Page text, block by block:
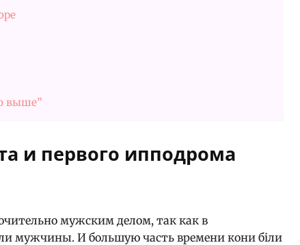
выше”
и первого ипподрома
мужским делом, так как в
мужчины. И большую часть времени кони біли